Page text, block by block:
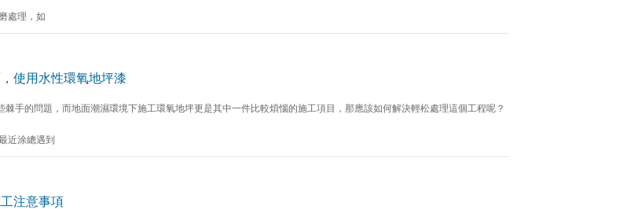
處理，如
使用水性環氧地坪漆
棘手的問題，而地面潮濕環境下施工環氧地坪更是其中一件比較煩惱的施工項目，那應該如何解決輕松處理這個工程呢？
近涂總遇到
注意事項